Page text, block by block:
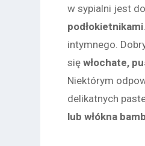
w sypialni jest
podłokietnikami
intymnego.
się włochate,
Niektórym
delikatnych
lub włókna